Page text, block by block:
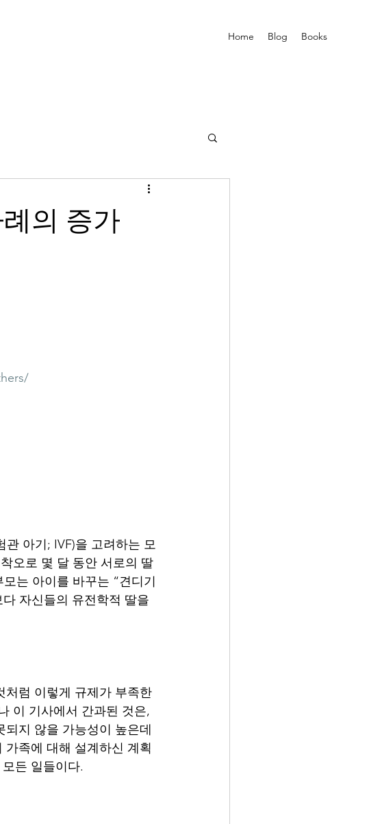
Home Blog Books
의 증가
아기; IVF)을 고려하는 모
오로 몇 달 동안 서로의 딸
는 아이를 바꾸는 “견디기
자신들의 유전학적 딸을
처럼 이렇게 규제가 부족한
이 기사에서 간과된 것은,
지 않을 가능성이 높은데
족에 대해 설계하신 계획
든 일들이다.